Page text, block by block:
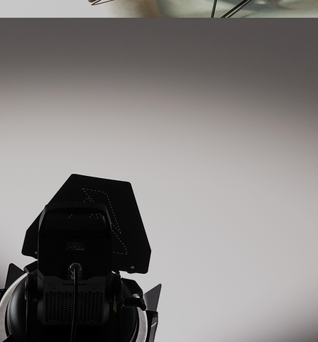
modernen, authentischen Stil – wir setzen
Ihre Vision mit höchster Präzision um. Dank
flexibler Raumgestaltung passen wir das
Set-Design exakt Ihren Wünschen an, um
eine einzigartige Bildsprache zu schaffen.
Unser Studio vereint stilvolle Ästhetik mit
modernster Technik, sodass jeder Moment
in bester Qualität festgehalten wird.